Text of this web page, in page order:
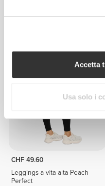
Accetta
Usa solo i
CHF 29.52 CHF 49.20
40%
CHF 49.60
Leggings a vita alta Peach
Perfect